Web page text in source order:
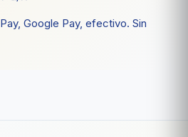
Google Pay, efectivo. Sin